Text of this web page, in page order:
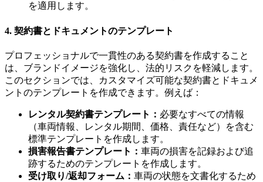
を適用します。
4. 契約書とドキュメントのテンプレート
プロフェッショナルで一貫性のある契約書を作成すること
は、ブランドイメージを強化し、法的リスクを軽減します。
このセクションでは、カスタマイズ可能な契約書とドキュメ
ントのテンプレートを作成できます。例えば：
レンタル契約書テンプレート： 必要なすべての情報
（車両情報、レンタル期間、価格、責任など）を含む
標準テンプレートを作成します。
損害報告書テンプレート： 車両の損害を記録および追
跡するためのテンプレートを作成します。
受け取り/返却フォーム： 車両の状態を文書化するため